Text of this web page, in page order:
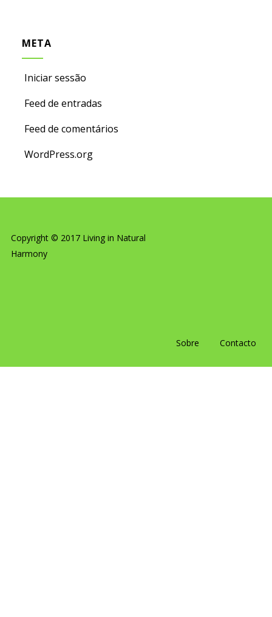
META
Iniciar sessão
Feed de entradas
Feed de comentários
WordPress.org
Copyright © 2017 Living in Natural
Harmony
Sobre Contacto